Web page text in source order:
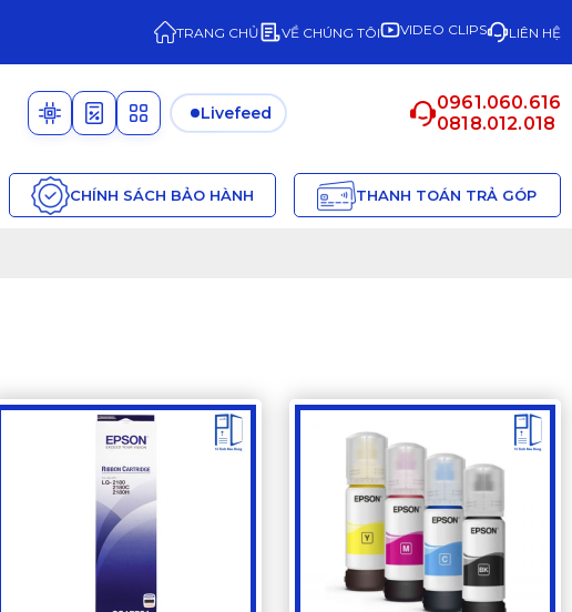
TRANG CHỦ VỀ CHÚNG TÔI VIDEO CLIPS LIÊN HỆ
Livefeed
0961.060.616
0818.012.018
CHÍNH SÁCH BẢO HÀNH THANH TOÁN TRẢ GÓP